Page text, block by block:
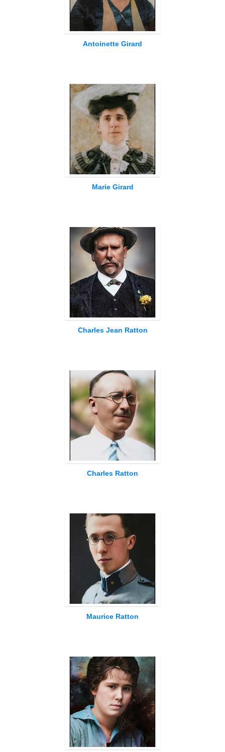
Antoinette Girard
Marie Girard
Charles Jean Ratton
Charles Ratton
Maurice Ratton